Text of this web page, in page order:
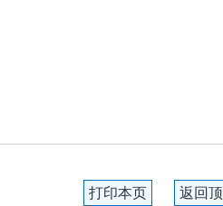
打印本页 返回